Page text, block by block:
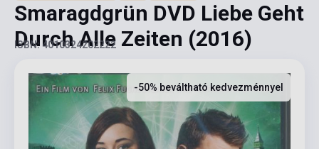
Smaragdgrün DVD Liebe Geht
Durch Alle Zeiten (2016)
ISBN: 4010324202222
-50% beváltható kedvezménnyel